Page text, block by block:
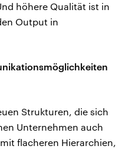
höhere Qualität ist in
Output in
Strukturen, die sich
Unternehmen auch
flacheren Hierarchien,